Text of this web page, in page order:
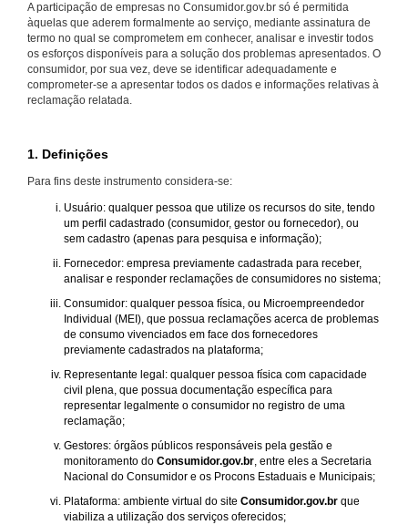
A participação de empresas no Consumidor.gov.br só é permitida
àquelas que aderem formalmente ao serviço, mediante assinatura de
termo no qual se comprometem em conhecer, analisar e investir todos
os esforços disponíveis para a solução dos problemas apresentados. O
consumidor, por sua vez, deve se identificar adequadamente e
comprometer-se a apresentar todos os dados e informações relativas à
reclamação relatada.
1. Definições
Para fins deste instrumento considera-se:
Usuário: qualquer pessoa que utilize os recursos do site, tendo
um perfil cadastrado (consumidor, gestor ou fornecedor), ou
sem cadastro (apenas para pesquisa e informação);
Fornecedor: empresa previamente cadastrada para receber,
analisar e responder reclamações de consumidores no sistema;
Consumidor: qualquer pessoa física, ou Microempreendedor
Individual (MEI), que possua reclamações acerca de problemas
de consumo vivenciados em face dos fornecedores
previamente cadastrados na plataforma;
Representante legal: qualquer pessoa física com capacidade
civil plena, que possua documentação específica para
representar legalmente o consumidor no registro de uma
reclamação;
Gestores: órgãos públicos responsáveis pela gestão e
monitoramento do Consumidor.gov.br, entre eles a Secretaria
Nacional do Consumidor e os Procons Estaduais e Municipais;
Plataforma: ambiente virtual do site Consumidor.gov.br que
viabiliza a utilização dos serviços oferecidos;